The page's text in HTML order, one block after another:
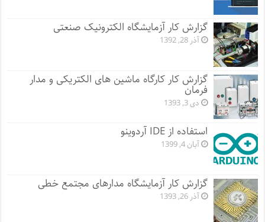
گزارش کار آزمایشگاه الکترونیک صنعتی
آذر 28, 1392
گزارش کار کارگاه ماشین های الکتریکی و مدار
فرمان
دی 3, 1393
استفاده از IDE آردوینو
آبان 4, 1399
گزارش کار آزمایشگاه مدارهای مجتمع خطی
آذر 26, 1393